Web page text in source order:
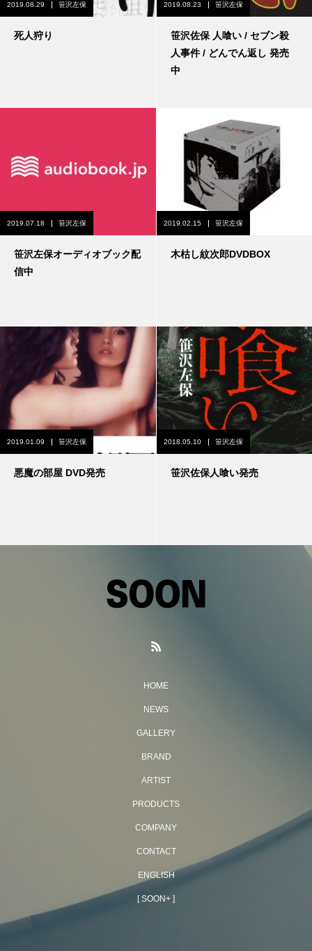
2019.08.29 笹沢左保
死人狩り
2019.08.23 笹沢左保
笹沢佐保 人喰い / セブン殺
人事件 / どんでん返し 発売
中
2019.07.18 笹沢左保
笹沢左保オーディオブック配
信中
2019.02.15 笹沢左保
木枯し紋次郎DVDBOX
2019.01.09 笹沢左保
悪魔の部屋 DVD発売
2018.05.10 笹沢左保
笹沢佐保人喰い発売
HOME
NEWS
GALLERY
BRAND
ARTIST
PRODUCTS
COMPANY
CONTACT
ENGLISH
[ SOON+ ]